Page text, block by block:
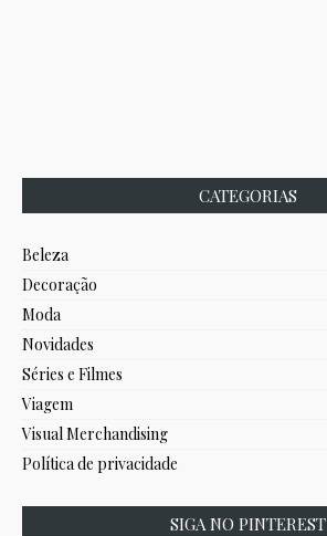
CATEGORIAS
Beleza
Decoração
Moda
Novidades
Séries e Filmes
Viagem
Visual Merchandising
Política de privacidade
SIGA NO PINTEREST